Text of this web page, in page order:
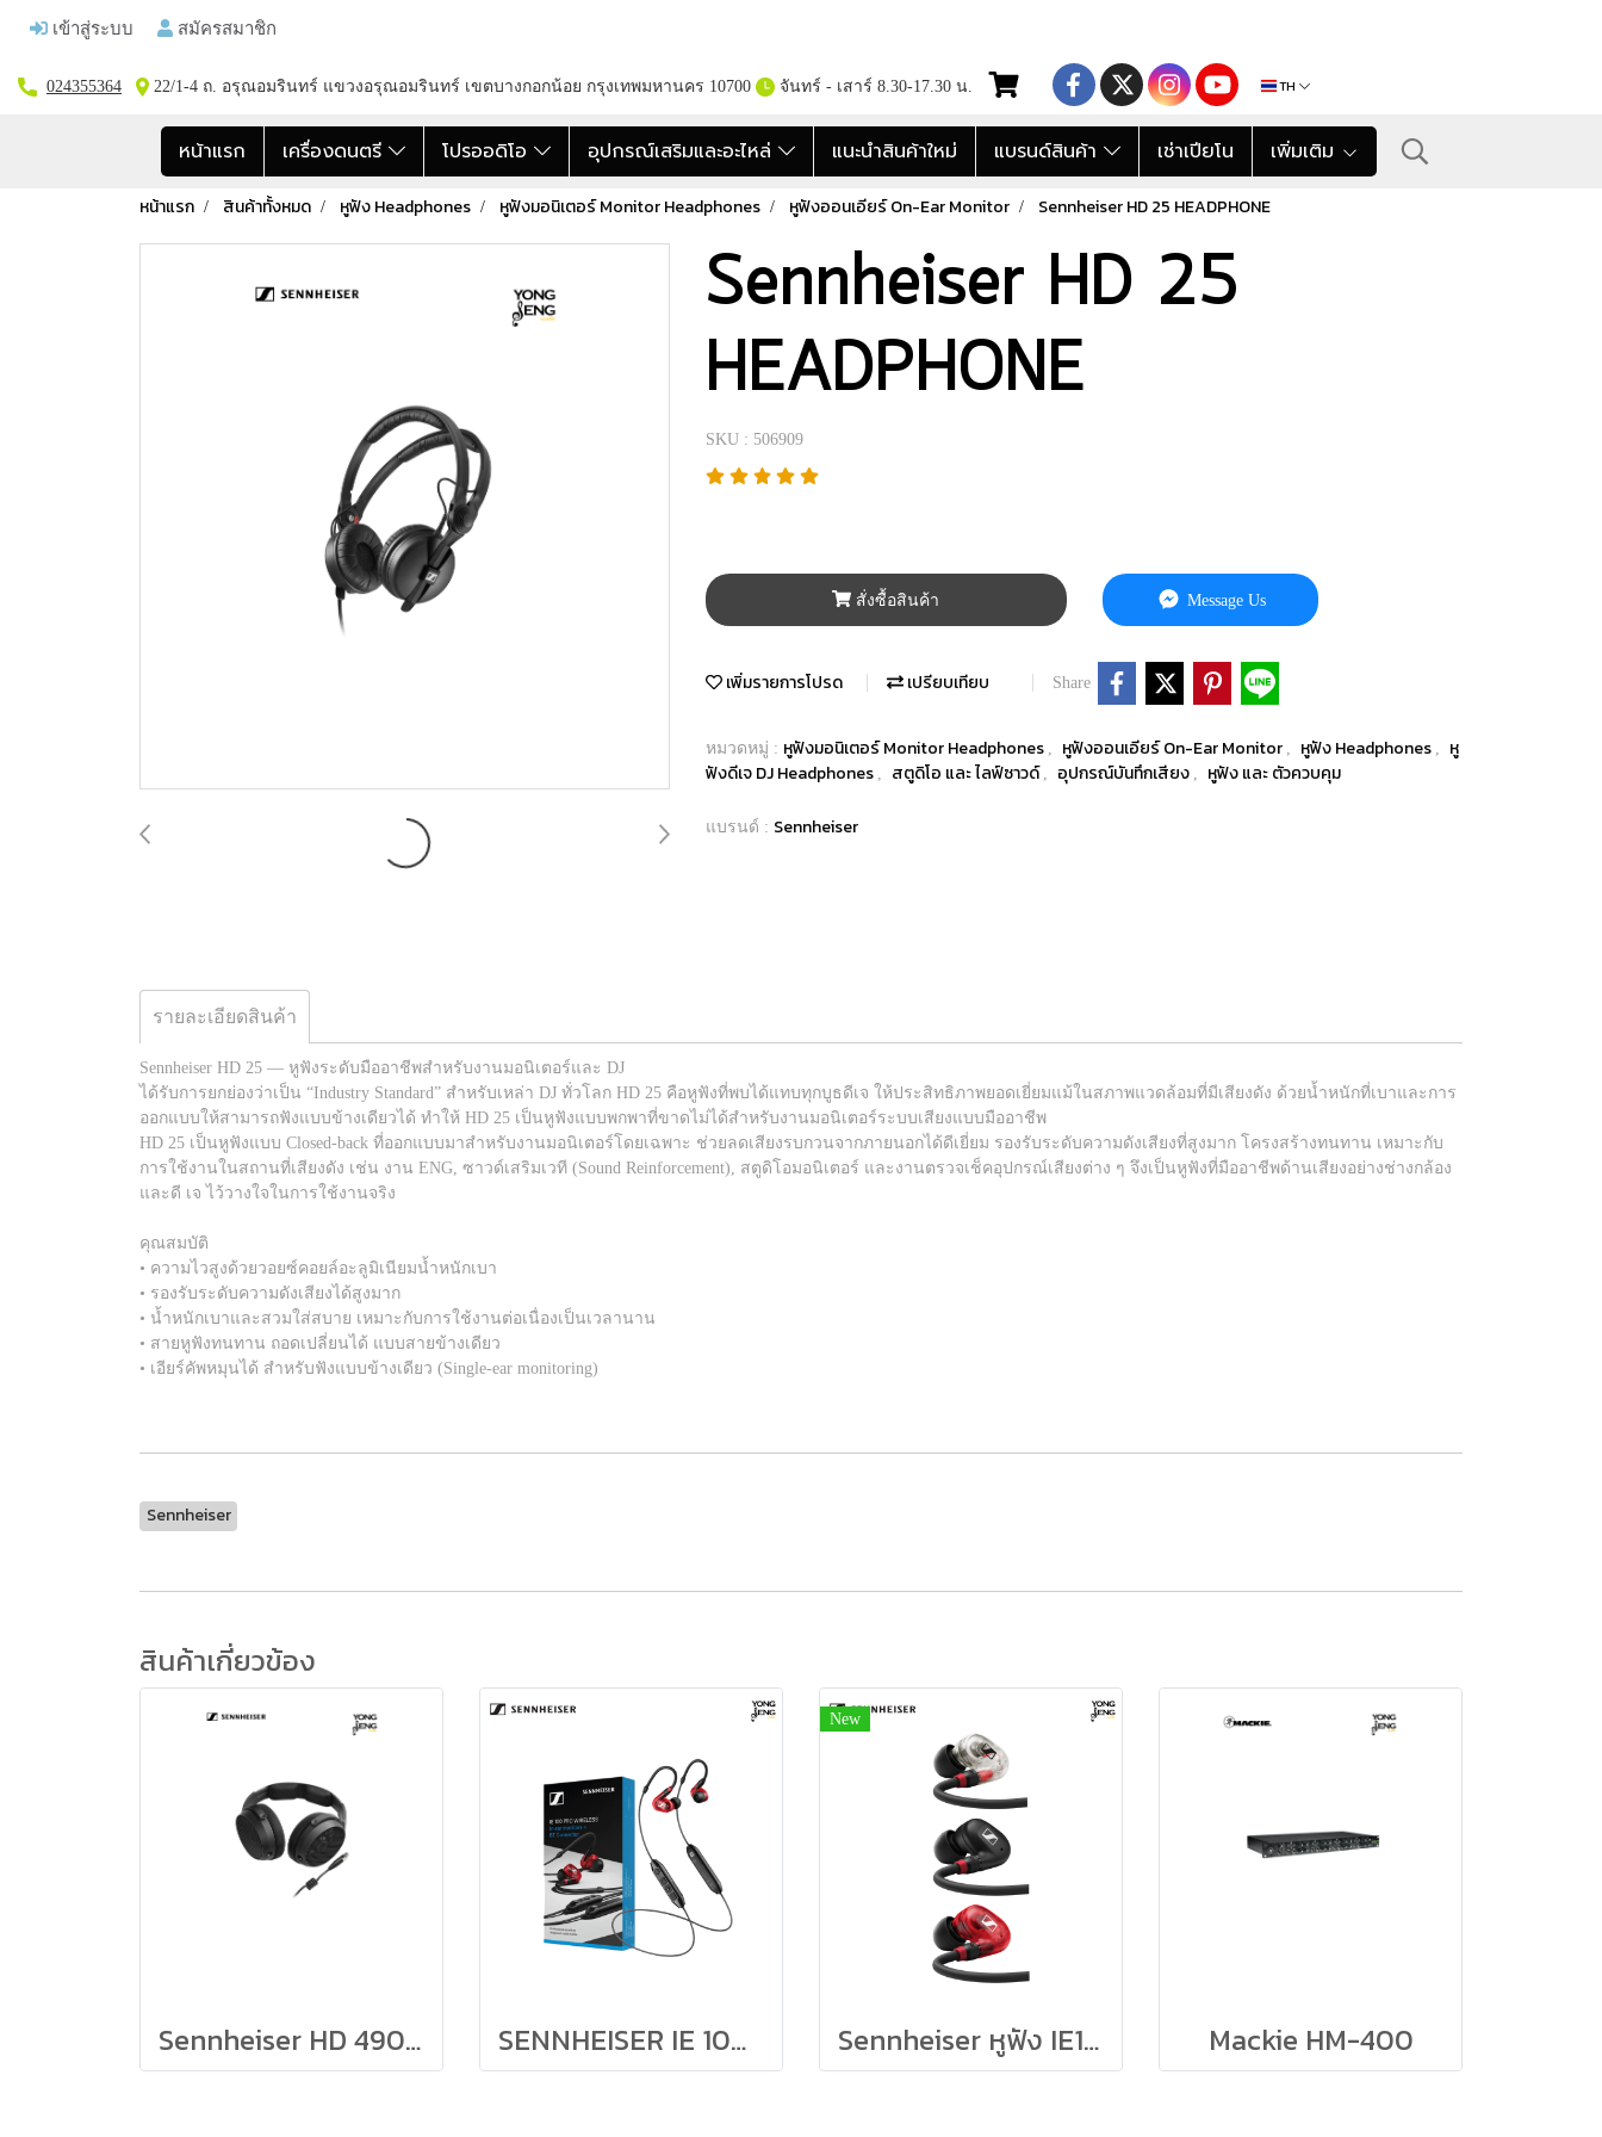
เข้าสู่ระบบ สมัครสมาชิก
024355364 22/1-4 ถ. อรุณอมรินทร์ แขวงอรุณอมรินทร์ เขตบางกอกน้อย กรุงเทพมหานคร 10700 จันทร์ - เสาร์ 8.30-17.30 น. TH
หน้าแรก เครื่องดนตรี โปรออดิโอ อุปกรณ์เสริมและอะไหล่ แนะนำสินค้าใหม่ แบรนด์สินค้า เช่าเปียโน เพิ่มเติม
หน้าแรก สินค้าทั้งหมด หูฟัง Headphones หูฟังมอนิเตอร์ Monitor Headphones หูฟังออนเอียร์ On-Ear Monitor Sennheiser HD 25 HEADPHONE
Sennheiser HD 25
HEADPHONE
SKU : 506909
สั่งซื้อสินค้า Message Us
เพิ่มรายการโปรด เปรียบเทียบ Share
หมวดหมู่ : หูฟังมอนิเตอร์ Monitor Headphones หูฟังออนเอียร์ On-Ear Monitor หูฟัง Headphones
หู
ฟังดีเจ DJ Headphones
สตูดิโอ และ ไลฟ์ซาวด์ อุปกรณ์บันทึกเสียง หูฟัง และ ตัวควบคุม
แบรนด์ : Sennheiser
รายละเอียดสินค้า
Sennheiser HD 25 — หูฟังระดับมืออาชีพสำหรับงานมอนิเตอร์และ DJ
ได้รับการยกย่องว่าเป็น “Industry Standard” สำหรับเหล่า DJ ทั่วโลก HD 25 คือหูฟังที่พบได้แทบทุกบูธดีเจ ให้ประสิทธิภาพยอดเยี่ยมแม้ในสภาพแวดล้อมที่มีเสียงดัง ด้วยน้ำหนักที่เบาและการ
ออกแบบให้สามารถฟังแบบข้างเดียวได้ ทำให้ HD 25 เป็นหูฟังแบบพกพาที่ขาดไม่ได้สำหรับงานมอนิเตอร์ระบบเสียงแบบมืออาชีพ
HD 25 เป็นหูฟังแบบ Closed-back ที่ออกแบบมาสำหรับงานมอนิเตอร์โดยเฉพาะ ช่วยลดเสียงรบกวนจากภายนอกได้ดีเยี่ยม รองรับระดับความดังเสียงที่สูงมาก โครงสร้างทนทาน เหมาะกับ
การใช้งานในสถานที่เสียงดัง เช่น งาน ENG, ซาวด์เสริมเวที (Sound Reinforcement), สตูดิโอมอนิเตอร์ และงานตรวจเช็คอุปกรณ์เสียงต่าง ๆ จึงเป็นหูฟังที่มืออาชีพด้านเสียงอย่างช่างกล้อง
และดี เจ ไว้วางใจในการใช้งานจริง
คุณสมบัติ
• ความไวสูงด้วยวอยซ์คอยล์อะลูมิเนียมน้ำหนักเบา
• รองรับระดับความดังเสียงได้สูงมาก
• น้ำหนักเบาและสวมใส่สบาย เหมาะกับการใช้งานต่อเนื่องเป็นเวลานาน
• สายหูฟังทนทาน ถอดเปลี่ยนได้ แบบสายข้างเดียว
• เอียร์คัพหมุนได้ สำหรับฟังแบบข้างเดียว (Single-ear monitoring)
Sennheiser
สินค้าเกี่ยวข้อง
Sennheiser HD 490 PRO SENNHEISER IE 100 PRO WIRELESS
New
Sennheiser หูฟัง IE100 Pro IN-EAR Monitoring Headphones (หูฟังอินเอียร์มอนิเตอร์) Mackie HM-400